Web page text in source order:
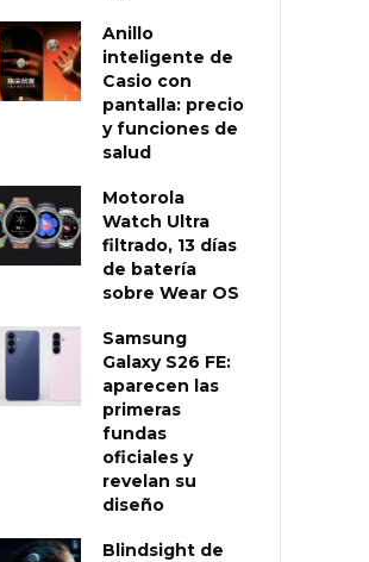
Anillo
inteligente de
Casio con
pantalla: precio
y funciones de
salud
Motorola
Watch Ultra
filtrado, 13 días
de batería
sobre Wear OS
Samsung
Galaxy S26 FE:
aparecen las
primeras
fundas
oficiales y
revelan su
diseño
Blindsight de